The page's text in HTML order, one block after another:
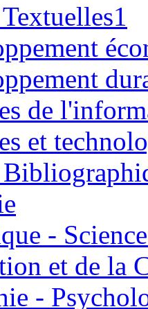
de
et
-
et de la
-